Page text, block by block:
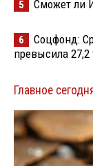
5 Сможет ли
6
Соцфонд:
превысила
Главное